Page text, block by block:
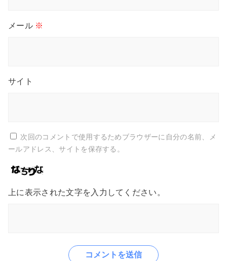
メール ※
サイト
次回のコメントで使用するためブラウザーに自分の名前、メ
ールアドレス、サイトを保存する。
上に表示された文字を入力してください。